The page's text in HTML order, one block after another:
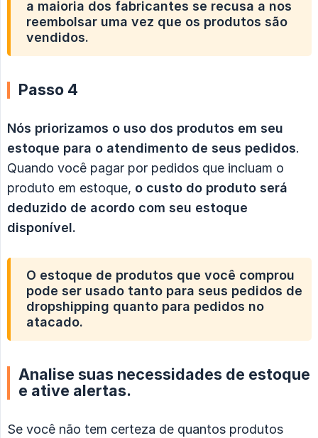
a maioria dos fabricantes se recusa a nos
reembolsar uma vez que os produtos são
vendidos.
Passo 4
Nós priorizamos o uso dos produtos em seu
estoque para o atendimento de seus pedidos.
Quando você pagar por pedidos que incluam o
produto em estoque, o custo do produto será
deduzido de acordo com seu estoque
disponível.
O estoque de produtos que você comprou
pode ser usado tanto para seus pedidos de
dropshipping quanto para pedidos no
atacado.
Analise suas necessidades de estoque
e ative alertas.
Se você não tem certeza de quantos produtos